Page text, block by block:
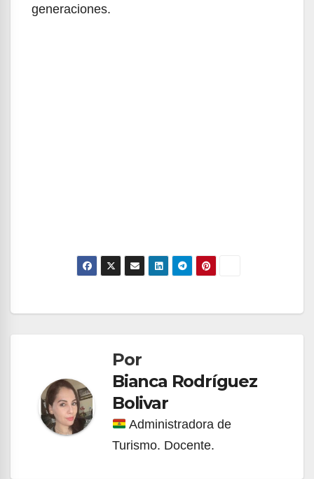
generaciones.
Navegación
entradasPor
Bianca Rodríguez
Bolivar
Administradora de
Turismo. Docente.